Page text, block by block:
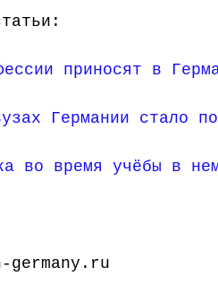
приносят в
Германии стало
во время учёбы в
germany.ru